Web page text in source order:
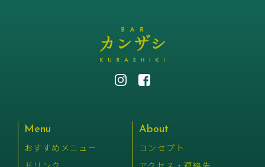
Menu
おすすめメニュー
About
コンセプト